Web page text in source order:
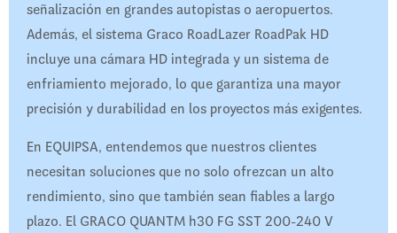
señalización en grandes autopistas o aeropuertos.
Además, el sistema Graco RoadLazer RoadPak HD
incluye una cámara HD integrada y un sistema de
enfriamiento mejorado, lo que garantiza una mayor
precisión y durabilidad en los proyectos más exigentes.
En EQUIPSA, entendemos que nuestros clientes
necesitan soluciones que no solo ofrezcan un alto
rendimiento, sino que también sean fiables a largo
plazo. El GRACO QUANTM h30 FG SST 200-240 V